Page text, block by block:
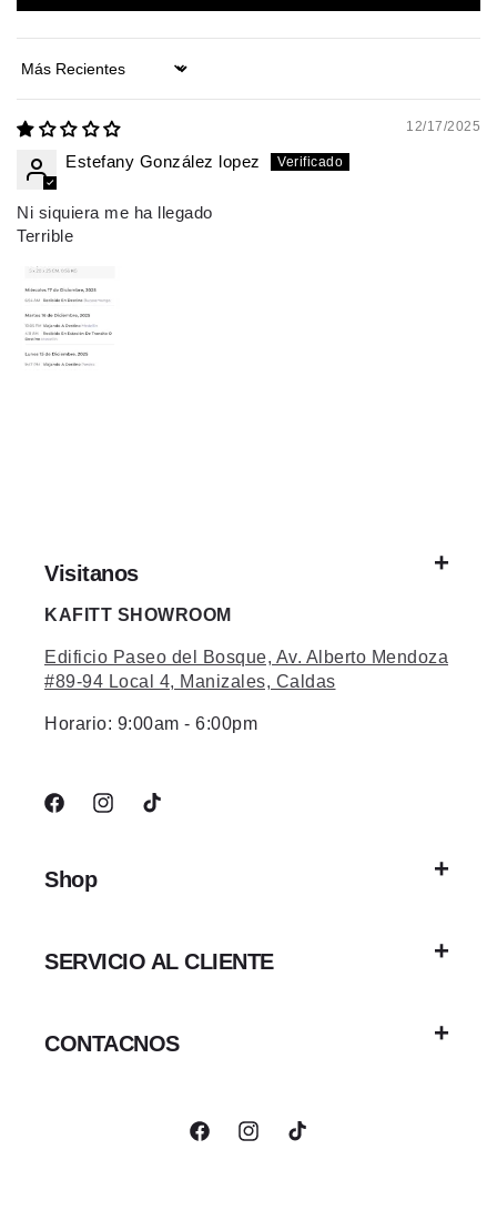
Sort by
12/17/2025
Estefany González lopez
Ni siquiera me ha llegado
Terrible
Visitanos
KAFITT SHOWROOM
Edificio Paseo del Bosque, Av. Alberto Mendoza
#89-94 Local 4, Manizales, Caldas
Horario: 9:00am - 6:00pm
FacebookInstagramTikTok
Shop
SERVICIO AL CLIENTE
CONTACNOS
FacebookInstagramTikTok